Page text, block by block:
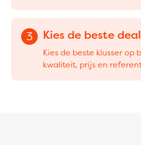
3 Kies de beste deal
Kies de beste klusser op
kwaliteit, prijs en